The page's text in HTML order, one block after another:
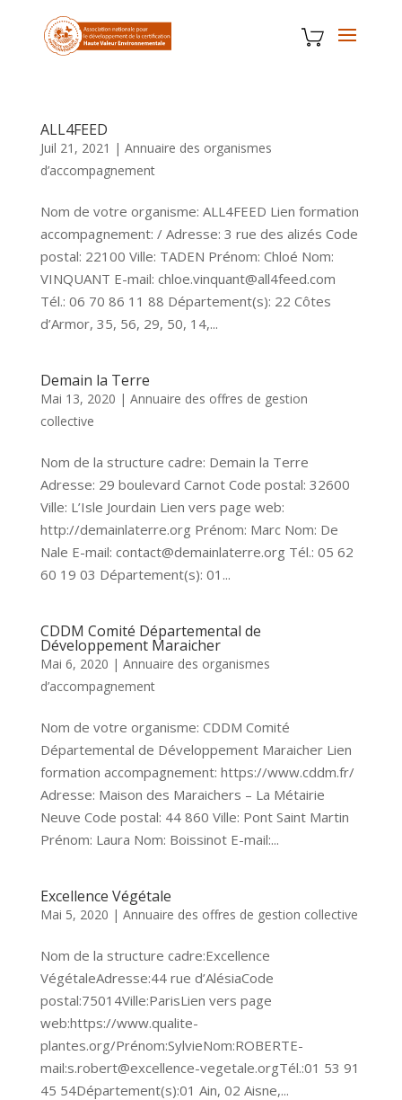
ALL4FEED
Juil 21, 2021 | Annuaire des organismes
d’accompagnement
Nom de votre organisme: ALL4FEED Lien formation
accompagnement: / Adresse: 3 rue des alizés Code
postal: 22100 Ville: TADEN Prénom: Chloé Nom:
VINQUANT E-mail: chloe.vinquant@all4feed.com
Tél.: 06 70 86 11 88 Département(s): 22 Côtes
d’Armor, 35, 56, 29, 50, 14,...
Demain la Terre
Mai 13, 2020 | Annuaire des offres de gestion
collective
Nom de la structure cadre: Demain la Terre
Adresse: 29 boulevard Carnot Code postal: 32600
Ville: L’Isle Jourdain Lien vers page web:
http://demainlaterre.org Prénom: Marc Nom: De
Nale E-mail: contact@demainlaterre.org Tél.: 05 62
60 19 03 Département(s): 01...
CDDM Comité Départemental de
Développement Maraicher
Mai 6, 2020 | Annuaire des organismes
d’accompagnement
Nom de votre organisme: CDDM Comité
Départemental de Développement Maraicher Lien
formation accompagnement: https://www.cddm.fr/
Adresse: Maison des Maraichers – La Métairie
Neuve Code postal: 44 860 Ville: Pont Saint Martin
Prénom: Laura Nom: Boissinot E-mail:...
Excellence Végétale
Mai 5, 2020 | Annuaire des offres de gestion collective
Nom de la structure cadre:Excellence
VégétaleAdresse:44 rue d’AlésiaCode
postal:75014Ville:ParisLien vers page
web:https://www.qualite-
plantes.org/Prénom:SylvieNom:ROBERTE-
mail:s.robert@excellence-vegetale.orgTél.:01 53 91
45 54Département(s):01 Ain, 02 Aisne,...